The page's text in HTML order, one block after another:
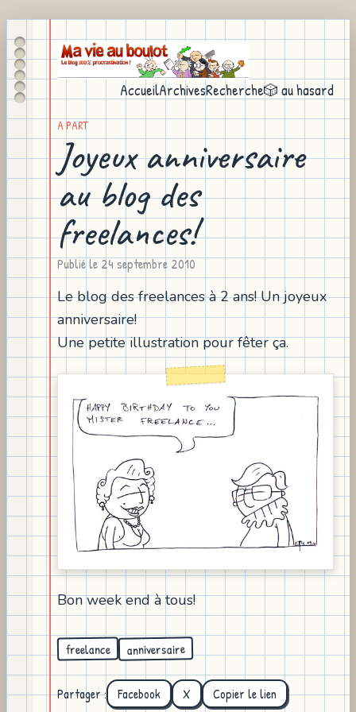
AccueilArchivesRecherche🎲 au hasard
A PART
Joyeux anniversaire
au blog des
freelances!
Publié le24 septembre 2010
Le blog des freelances à 2 ans! Un joyeux
anniversaire!
Une petite illustration pour fêter ça.
Bon week end à tous!
freelance anniversaire
Partager : Facebook X Copier le lien